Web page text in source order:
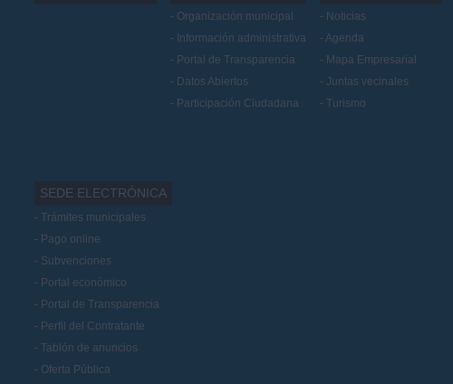
Organización municipal
Información administrativa
Portal de Transparencia
Datos Abiertos
Participación Ciudadana
Noticias
Agenda
Mapa Empresarial
Juntas vecinales
Turismo
SEDE ELECTRÓNICA
Trámites municipales
Pago online
Subvenciones
Portal económico
Portal de Transparencia
Perfil del Contratante
Tablón de anuncios
Oferta Pública